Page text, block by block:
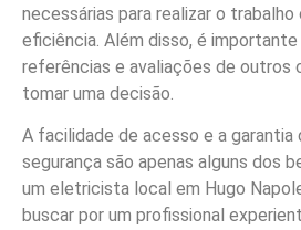
necessárias para realizar o trabalho
eficiência. Além disso, é importante
referências e avaliações de outros
tomar uma decisão.
A facilidade de acesso e a garantia
segurança são apenas alguns dos
um eletricista local em Hugo
buscar por um profissional